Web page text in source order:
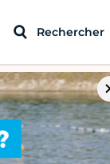
Rechercher